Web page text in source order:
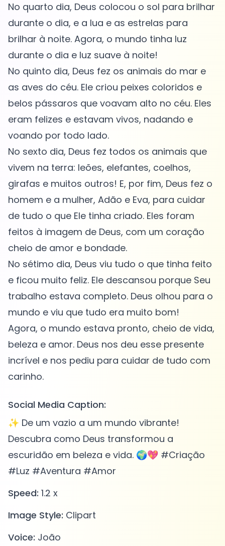
No quarto dia, Deus colocou o sol para brilhar
durante o dia, e a lua e as estrelas para
brilhar à noite. Agora, o mundo tinha luz
durante o dia e luz suave à noite!
No quinto dia, Deus fez os animais do mar e
as aves do céu. Ele criou peixes coloridos e
belos pássaros que voavam alto no céu. Eles
eram felizes e estavam vivos, nadando e
voando por todo lado.
No sexto dia, Deus fez todos os animais que
vivem na terra: leões, elefantes, coelhos,
girafas e muitos outros! E, por fim, Deus fez o
homem e a mulher, Adão e Eva, para cuidar
de tudo o que Ele tinha criado. Eles foram
feitos à imagem de Deus, com um coração
cheio de amor e bondade.
No sétimo dia, Deus viu tudo o que tinha feito
e ficou muito feliz. Ele descansou porque Seu
trabalho estava completo. Deus olhou para o
mundo e viu que tudo era muito bom!
Agora, o mundo estava pronto, cheio de vida,
beleza e amor. Deus nos deu esse presente
incrível e nos pediu para cuidar de tudo com
Social Media Caption:
✨ De um vazio a um mundo vibrante!
Descubra como Deus transformou a
escuridão em beleza e vida. 🌍💖 #Criação
#Luz #Aventura #Amor
Speed: 1.2 x
Image Style: Clipart
Voice: João